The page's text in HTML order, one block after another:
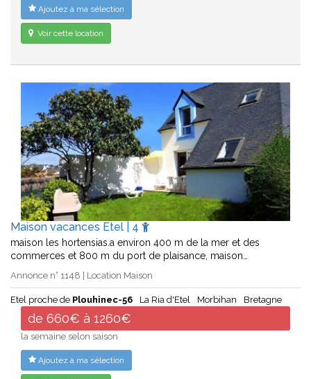
Ajoutez à ma sélection
Voir cette location
Maison vacances Etel | 4
maison les hortensias.a environ 400 m de la mer et des
commerces et 800 m du port de plaisance, maison…
Annonce n° 1148 | Location Maison
Etel proche de Plouhinec-56 La Ria d'Etel Morbihan Bretagne
de 660€ à 1260€
la semaine selon saison
Ajoutez à ma sélection